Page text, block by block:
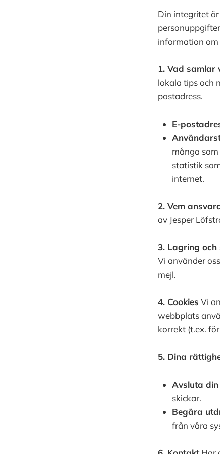
Din integritet
information om
1. Vad samlar
lokala tips och
postadress.
E-
många
statistik
internet.
2. Vem
av Jesper
3. Lagring och
Vi använder
mejl.
4. Cookies Vi
webbplats
korrekt (t.ex.
5. Dina
Avsluta
skickar.
Begära
från våra